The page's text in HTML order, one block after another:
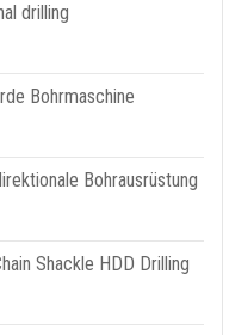
drilling
Bohrmaschine
Bohrausrüstung
Shackle HDD Drilling